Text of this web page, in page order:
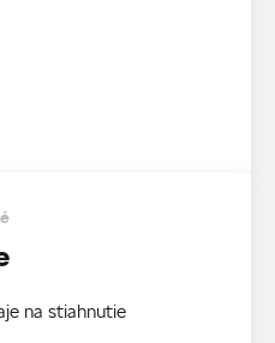
na stiahnutie